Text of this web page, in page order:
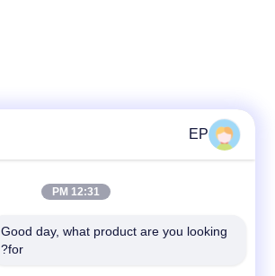
EP
12:31 PM
Good day, what product are you looking
for?